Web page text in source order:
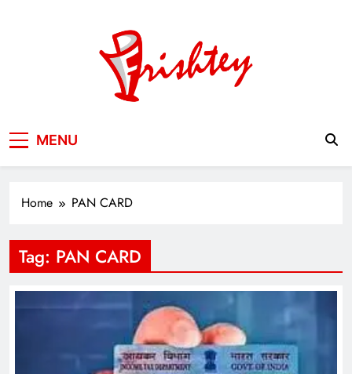
MENU
Home PAN CARD
Tag: PAN CARD